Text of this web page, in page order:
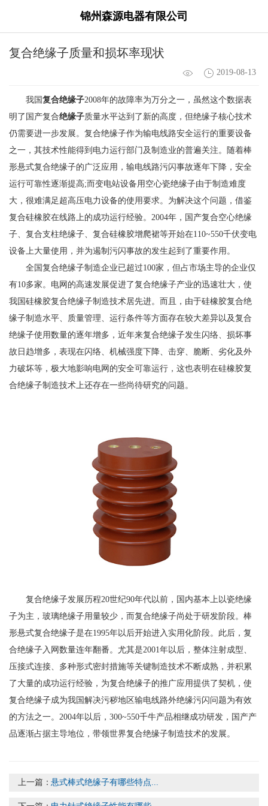
锦州森源电器有限公司
复合绝缘子质量和损坏率现状
2019-08-13
我国 复合绝缘子2008年的故障率为万分之一，虽然这个数据表
明了国产复合绝缘子质量水平达到了新的高度，但绝缘子核心技术
仍需要进一步发展。复合绝缘子作为输电线路安全运行的重要设备
之一，其技术性能得到电力运行部门及制造业的普遍关注。随着棒
形悬式复合绝缘子的广泛应用，输电线路污闪事故逐年下降，安全
运行可靠性逐渐提高;而变电站设备用空心瓷绝缘子由于制造难度
大，很难满足超高压电力设备的使用要求。为解决这个问题，借鉴
复合硅橡胶在线路上的成功运行经验。2004年，国产复合空心绝缘
子、复合支柱绝缘子、复合硅橡胶增爬裙等开始在110~550千伏变电
设备上大量使用，并为遏制污闪事故的发生起到了重要作用。
全国复合绝缘子制造企业已超过100家，但占市场主导的企业仅
有10多家。电网的高速发展促进了复合绝缘子产业的迅速壮大，使
我国硅橡胶复合绝缘子制造技术居先进。而且，由于硅橡胶复合绝
缘子制造水平、质量管理、运行条件等方面存在较大差异以及复合
绝缘子使用数量的逐年增多，近年来复合绝缘子发生闪络、损坏事
故日趋增多，表现在闪络、机械强度下降、击穿、脆断、劣化及外
力破坏等，极大地影响电网的安全可靠运行，这也表明在硅橡胶复
合绝缘子制造技术上还存在一些尚待研究的问题。
复合绝缘子发展历程20世纪90年代以前，国内基本上以瓷绝缘
子为主，玻璃绝缘子用量较少，而复合绝缘子尚处于研发阶段。棒
形悬式复合绝缘子是在1995年以后开始进入实用化阶段。此后，复
合绝缘子入网数量连年翻番。尤其是2001年以后，整体注射成型、
压接式连接、多种形式密封措施等关键制造技术不断成熟，并积累
了大量的成功运行经验，为复合绝缘子的推广应用提供了契机，使
复合绝缘子成为我国解决污秽地区输电线路外绝缘污闪问题为有效
的方法之一。2004年以后，300~550千牛产品相继成功研发，国产产
品逐渐占据主导地位，带领世界复合绝缘子制造技术的发展。
上一篇：悬式棒式绝缘子有哪些特点...